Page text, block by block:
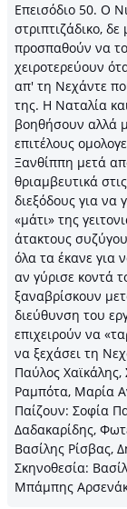
Επεισόδιο 50. Ο
στριπτιζάδικο,
προσπαθούν να
χειροτερεύουν
απ' τη Νεχάντε
της. Η Ναταλία
βοηθήσουν αλλά
επιτέλους
Ξανθίππη μετά
θριαμβευτικά
διεξόδους για να
«μάτι» της
άτακτους
όλα τα έκανε για
αν γύρισε κοντά
ξαναβρίσκουν
διεύθυνση του
επιχειρούν να
να ξεχάσει τη
Παύλος
Ραμπότα, Μαρία
Παίζουν: Σοφία
Δαδακαρίδης,
Βασίλης Ρίσβας,
Σκηνοθεσία:
Μπάμπης